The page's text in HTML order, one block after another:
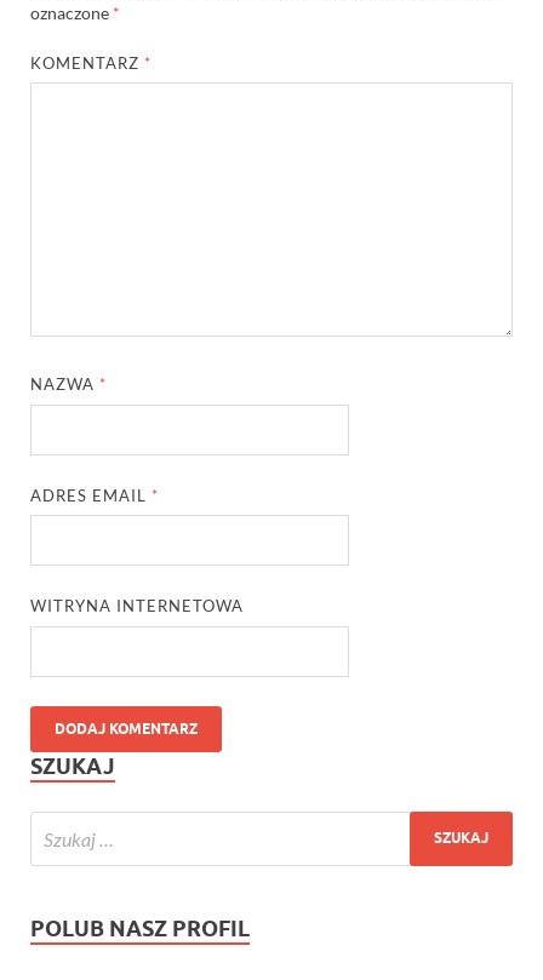
oznaczone *
KOMENTARZ *
NAZWA *
ADRES EMAIL *
WITRYNA INTERNETOWA
SZUKAJ
POLUB NASZ PROFIL